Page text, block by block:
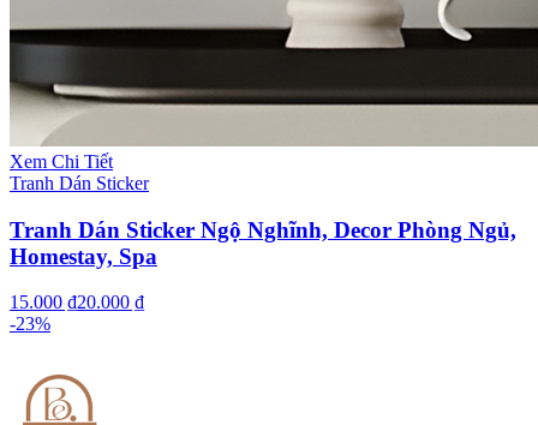
Xem Chi Tiết
Tranh Dán Sticker
Tranh Dán Sticker Ngộ Nghĩnh, Decor Phòng Ngủ,
Homestay, Spa
15.000 ₫20.000 ₫
-23%